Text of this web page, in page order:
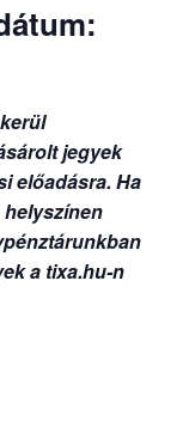
jegyek
előadásra. Ha
helyszínen
a tixa.hu-n